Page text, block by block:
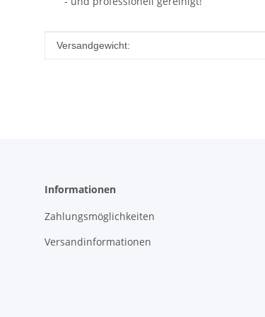
Produkteigenschaft
Wert
Versandgewicht:
Informationen
Zahlungsmöglichkeiten
Versandinformationen